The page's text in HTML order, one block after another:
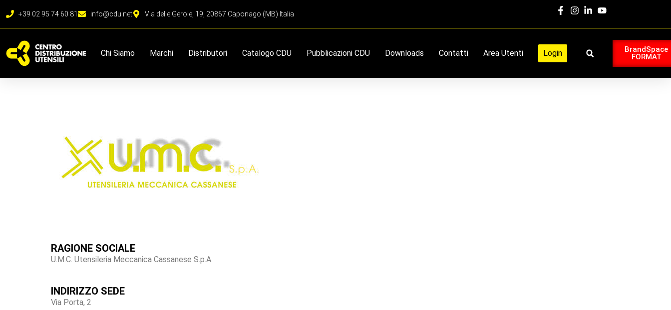
+39 02 95 74 60 81 info@cdu.net Via delle Gerole, 19, 20867 Caponago (MB) Italia
BrandSpace
FORMAT
Chi Siamo Marchi Distributori Catalogo CDU Pubblicazioni CDU Downloads Contatti Area Utenti Login
RAGIONE SOCIALE
U.M.C. Utensileria Meccanica Cassanese S.p.A.
INDIRIZZO SEDE
Via Porta, 2